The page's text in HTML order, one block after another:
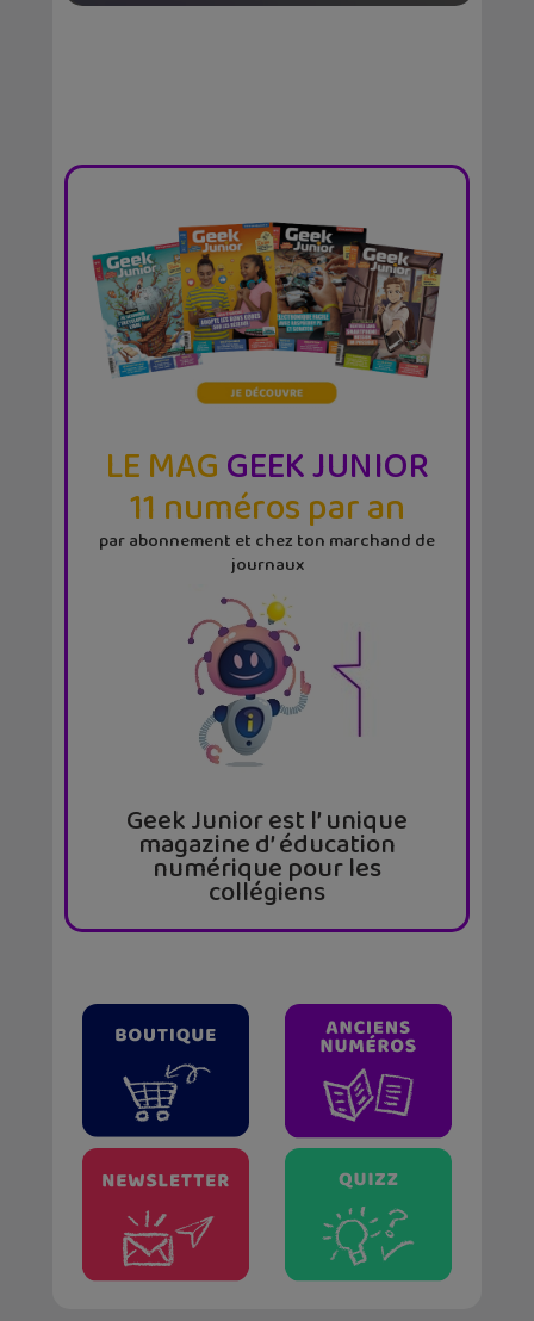
LE MAGGEEK JUNIOR
11 numéros par an
par abonnement et chez ton marchand de
journaux
Geek Junior est l’ unique
magazine d’ éducation
numérique pour les
collégiens